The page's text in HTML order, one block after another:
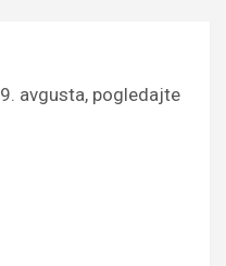
avgusta, pogledajte